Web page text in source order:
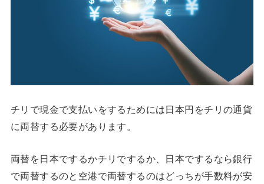
チリで現金で支払いをするためには日本円をチリの通貨
に両替する必要があります。
両替を日本でするかチリでするか、日本でするなら銀行
で両替するのと空港で両替するのはどっちが手数料が安